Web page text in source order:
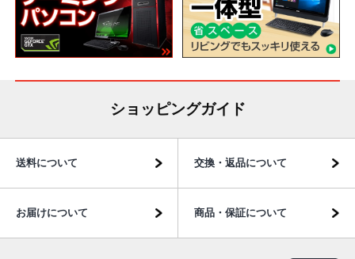
ショッピングガイド
送料について 交換・返品について
お届けについて 商品・保証について